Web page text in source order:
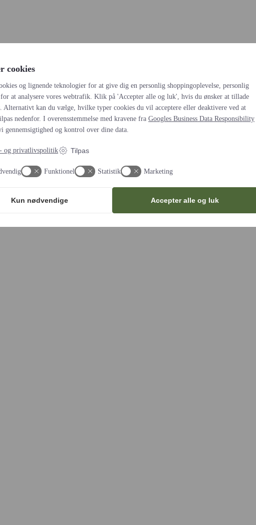
cookies
og lignende teknologier for at give dig en personlig shoppingoplevelse, personlig
at analysere vores webtrafik. Klik på 'Accepter alle og luk', hvis du ønsker at tillade
Alternativt kan du vælge, hvilke typer cookies du vil acceptere eller deaktivere ved at
nedenfor. I overensstemmelse med kravene fra Googles Business Data Responsibility
gennemsigtighed og kontrol over dine data.
og privatlivspolitik Tilpas
Funktionel Statistik Marketing
Kun nødvendige Accepter alle og luk